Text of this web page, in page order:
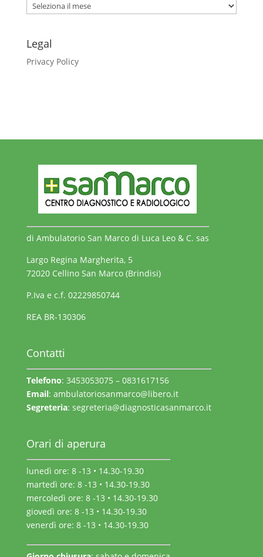
Archivio
articoli
Legal
Privacy Policy
di Ambulatorio San Marco di Luca Leo & C. sas
Largo Regina Margherita, 5
72020 Cellino San Marco (Brindisi)
P.Iva e c.f. 02229850744
REA BR-130306
Contatti
Telefono: 3453053075 – 0831617156
Email: ambulatoriosanmarco@libero.it
Segreteria: segreteria@diagnosticasanmarco.it
Orari di aperura
lunedì ore: 8 -13 • 14.30-19.30
martedì ore: 8 -13 • 14.30-19.30
mercoledì ore: 8 -13 • 14.30-19.30
giovedì ore: 8 -13 • 14.30-19.30
venerdì ore: 8 -13 • 14.30-19.30